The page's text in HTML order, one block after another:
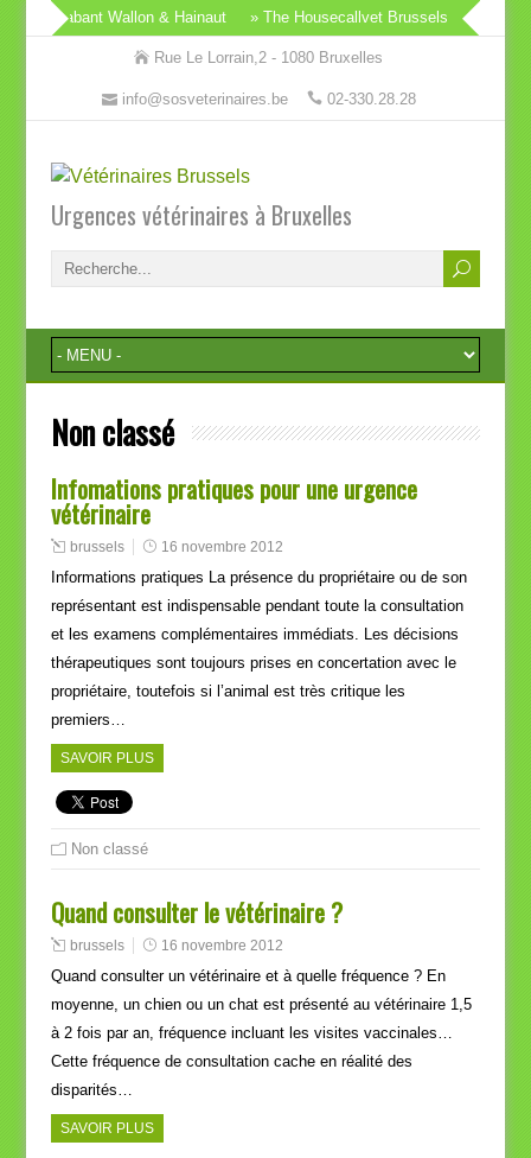
Brabant Wallon & Hainaut » The Housecallvet Brussels » The
Rue Le Lorrain,2 - 1080 Bruxelles
info@sosveterinaires.be 02-330.28.28
Urgences vétérinaires à Bruxelles
Non classé
Infomations pratiques pour une urgence
vétérinaire
brussels 16 novembre 2012
Informations pratiques La présence du propriétaire ou de son
représentant est indispensable pendant toute la consultation
et les examens complémentaires immédiats. Les décisions
thérapeutiques sont toujours prises en concertation avec le
propriétaire, toutefois si l’animal est très critique les
premiers…
SAVOIR PLUS
Non classé
Quand consulter le vétérinaire ?
brussels 16 novembre 2012
Quand consulter un vétérinaire et à quelle fréquence ? En
moyenne, un chien ou un chat est présenté au vétérinaire 1,5
à 2 fois par an, fréquence incluant les visites vaccinales…
Cette fréquence de consultation cache en réalité des
disparités…
SAVOIR PLUS